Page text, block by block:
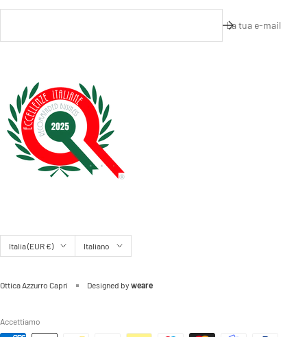
La tua e-mail
Paese/Area
geografica
Italia (EUR €) Lingua
Italiano
Ottica Azzurro Capri Designed by weare
Accettiamo